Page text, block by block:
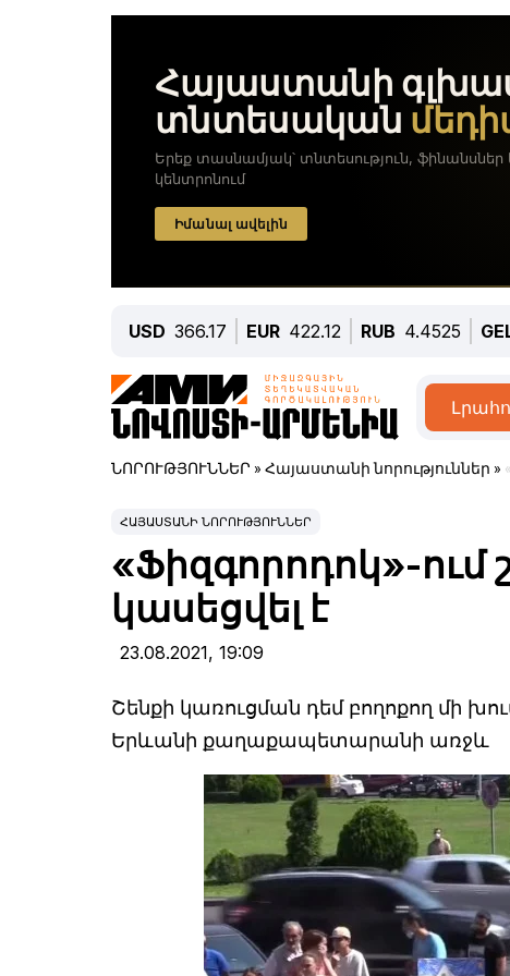
USD 366.17 EUR 422.12 RUB 4.4525
ՆՈՐՈՒԹՅՈՒՆՆԵՐ » Հայաստանի նորություններ »
ՀԱՅԱՍՏԱՆԻ ՆՈՐՈՒԹՅՈՒՆՆԵՐ
«Ֆիզգորոդոկ»-ում
կասեցվել է
23.08.2021, 19:09
Շենքի կառուցման դեմ բողոքող մի
Երևանի քաղաքապետարանի առջև